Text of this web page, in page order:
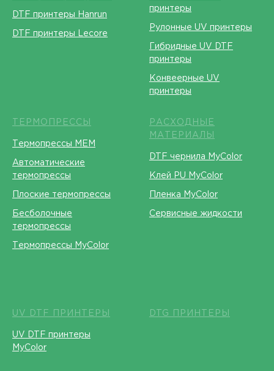
DTF принтеры Hanrun
DTF принтеры Lecore
принтеры
Рулонные UV принтеры
Гибридные UV DTF
принтеры
Конвеерные UV
принтеры
ТЕРМОПРЕССЫ
Термопрессы МЕМ
Автоматические
термопрессы
Плоские термопрессы
Бесболочные
термопрессы
Термопрессы MyColor
РАСХОДНЫЕ
МАТЕРИАЛЫ
DTF чернила MyColor
Клей PU MyColor
Пленка MyColor
Сервисные жидкости
UV DTF ПРИНТЕРЫ
UV DTF принтеры
MyColor
DTG ПРИНТЕРЫ